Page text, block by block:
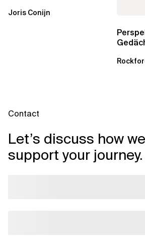
wichtig sind
Joris Conijn
dem...
Contact
Let’s discuss how
support your journey.